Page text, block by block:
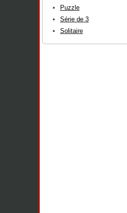
Puzzle
Série de 3
Solitaire